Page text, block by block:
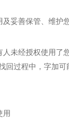
及妥善保管、维护
人未经授权使用了
回过程中，字加
用